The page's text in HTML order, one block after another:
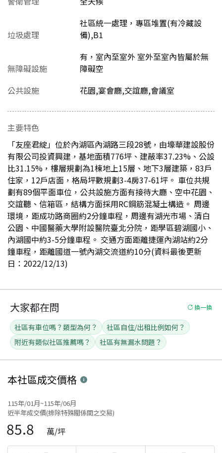
垃圾處理
社區統一處理，專區堆置(有冷藏設
備),B1
無障礙設施
有，室內至室外 室外至室內皆屬於無
障礙空
公共設施
花園,宴會廳,交誼廳,會議室
主要特色
「友座君綻」位於內湖區內湖路三段28號，由壕華建設股份
有限公司投資興建，基地面積776坪、建蔽率37.23%、公設
比31.15%，樓層規劃為1棟地上15層、地下3層建築，83戶
住家，12戶店面，格局坪數規劃3-4房37-61坪。 車位共規
劃有89個平面車位，公共設施方面有接待大廳、空中花園、
交誼聽、信箱區，結構方面採用RC鋼筋混凝土構造。 周邊
環境，距成功路商圈約2分鐘車程，周邊有湖光市場、清白
公園、中國醫藥大學附設醫院臺北分院，距學區碧湖國小、
內湖國中約3-5分鐘車程。 交通方面距離捷運內湖站約2分
鐘車程，距離國道一號內湖交流道約10分(資料最後更新
日：2022/12/13)
大家都在問 換一換
社區有車位嗎？類型為何？
社區自住/出租比例如何？
附近有類似社區推薦嗎？
社區有無漏水問題？
本社區成交價格
115年/01月~115年/06月
近半年成交價(排除特殊關係間之交易)
85.8 萬/坪